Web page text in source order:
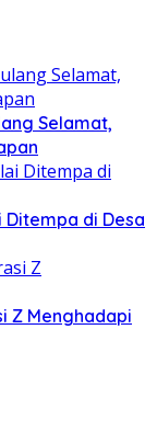
Selamat,
Ditempa di Desa
Z Menghadapi